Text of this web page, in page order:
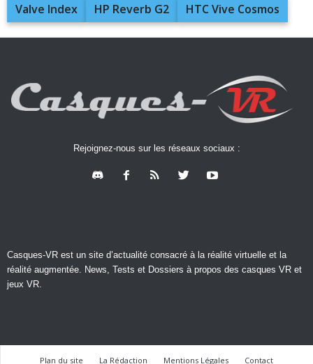
Valve Index
HP Reverb G2 HTC Vive Cosmos
Rejoignez-nous sur les réseaux sociaux :
Casques-VR est un site d’actualité consacré à la réalité virtuelle et la
réalité augmentée. News, Tests et Dossiers à propos des casques VR et
jeux VR.
Plan du site La Rédaction Mentions Légales Contact